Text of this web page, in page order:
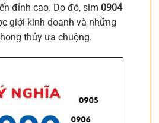
đỉnh cao. Do đó, sim 0904
giới kinh doanh và những
thủy ưa chuộng.